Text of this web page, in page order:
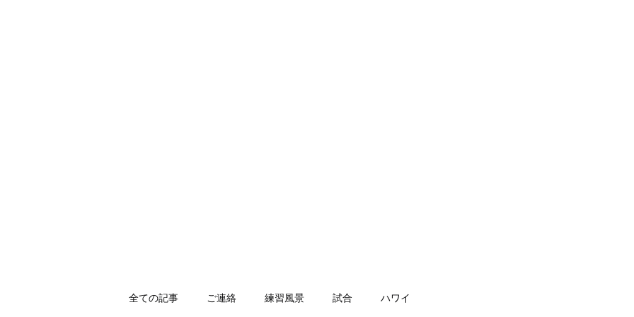
全ての記事 ご連絡 練習風景 試合 ハワイ